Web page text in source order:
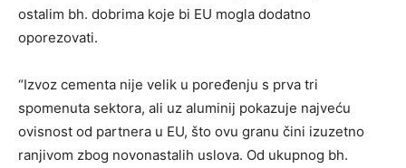
ostalim bh. dobrima koje bi EU mogla dodatno
oporezovati.
“Izvoz cementa nije velik u poređenju s prva tri
spomenuta sektora, ali uz aluminij pokazuje najveću
ovisnost od partnera u EU, što ovu granu čini izuzetno
ranjivom zbog novonastalih uslova. Od ukupnog bh.